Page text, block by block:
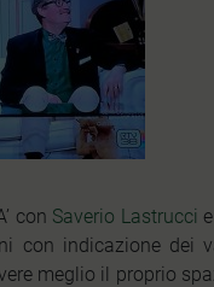
con Saverio Lastrucci
con indicazione dei
meglio il proprio